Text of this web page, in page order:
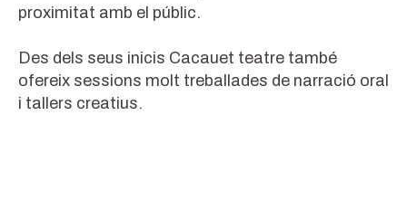
proximitat amb el públic.
Des dels seus inicis Cacauet teatre també
ofereix sessions molt treballades de narració oral
i tallers creatius.